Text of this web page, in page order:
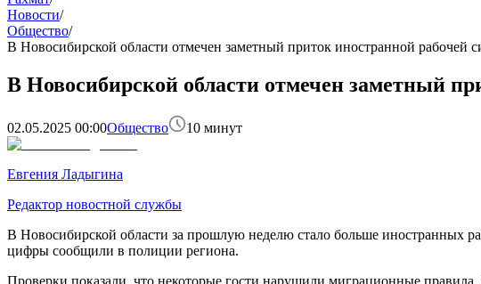
Новости/
Общество/
В Новосибирской области отмечен заметный приток иностранной рабочей
В Новосибирской области отмечен заметный
02.05.2025 00:00Общество 10 минут
Евгения Ладыгина
Редактор новостной службы
В Новосибирской области за прошлую неделю стало больше иностранных
цифры сообщили в полиции региона.
Проверки показали, что некоторые гости нарушили миграционные